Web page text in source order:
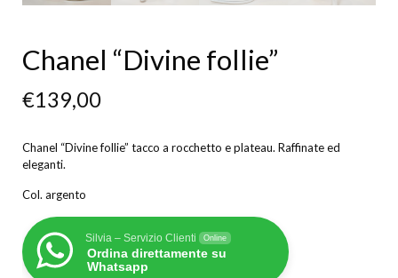
Chanel “Divine follie”
€139,00
Chanel “Divine follie” tacco a rocchetto e plateau. Raffinate ed
eleganti.
Col. argento
Silvia – Servizio Clienti Online
Ordina direttamente su
Whatsapp